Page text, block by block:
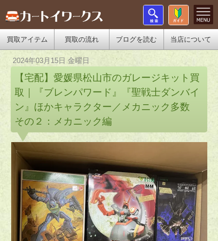
買取アイテム 買取の流れ ブログを読む 当店について
2024年03月15日 金曜日
【宅配】愛媛県松山市のガレージキット買
取｜『ブレンパワード』『聖戦士ダンバイ
ン』ほかキャラクター／メカニック多数
その２：メカニック編